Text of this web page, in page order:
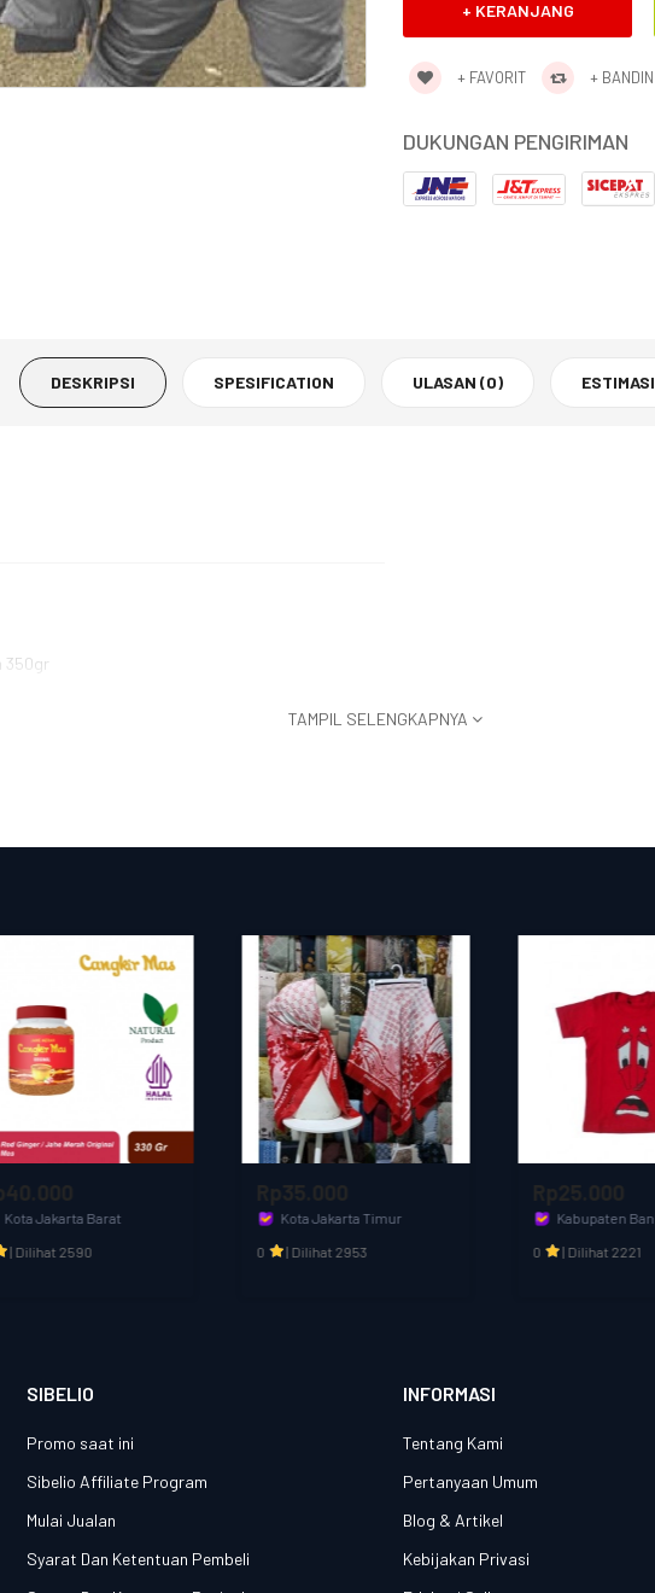
+ FAVORIT +
DUKUNGAN PENGIRIMAN
DESKRIPSI SPESIFICATION ULASAN (0)
350gr
TAMPIL SELENGKAPNYA
Kota Jakarta Timur
Dilihat 2953
Kabupaten Bandung Barat
SIBELIO
Promo saat ini
Sibelio Affiliate Program
Mulai Jualan
Syarat Dan Ketentuan Pembeli
INFORMASI
Tentang Kami
Pertanyaan Umum
Blog & Artikel
Kebijakan Privasi